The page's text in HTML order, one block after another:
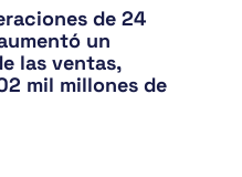
de 24
un
las ventas,
mil millones de